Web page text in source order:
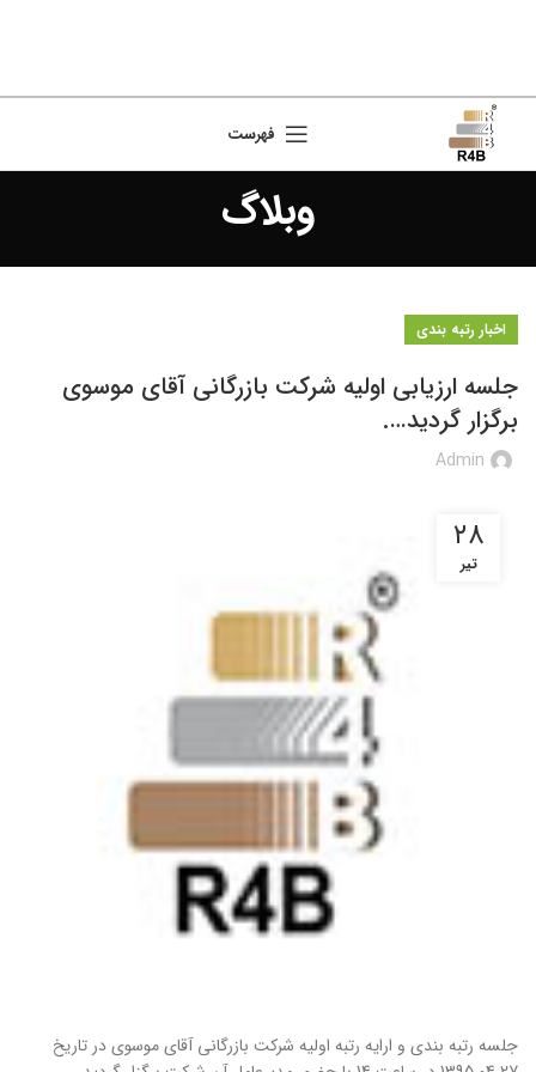
فهرست
وبلاگ
اخبار رتبه بندی
جلسه ارزیابی اولیه شرکت بازرگانی آقای موسوی
برگزار گردید….
Admin
۲۸
تیر
جلسه رتبه بندی و ارایه رتبه اولیه شرکت بازرگانی آقای موسویدر تاریخ